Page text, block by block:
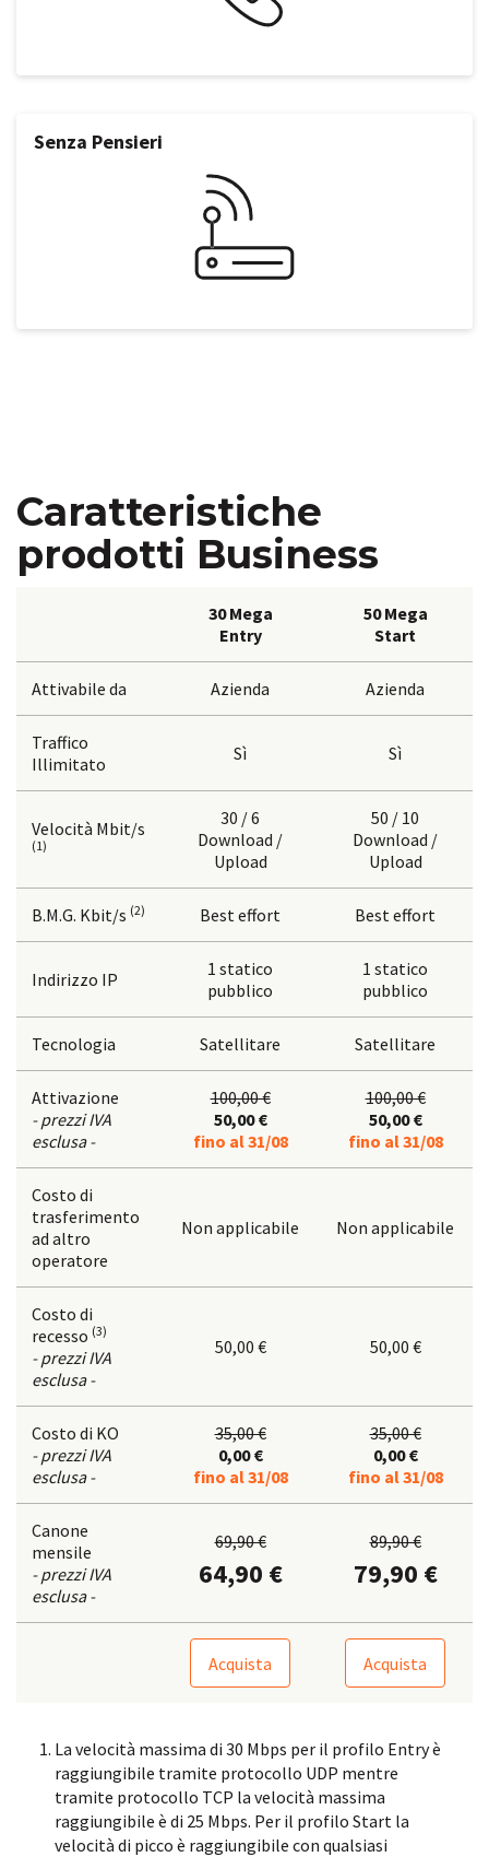
Senza Pensieri
Caratteristiche
prodotti Business
30 Mega
Entry
50 Mega
Start
Attivabile da Azienda Azienda
Traffico
Illimitato
Sì Sì
Velocità Mbit/s
(1)
30 / 6
Download /
Upload
50 / 10
Download /
Upload
B.M.G. Kbit/s (2) Best effort Best effort
Indirizzo IP
1 statico
pubblico
1 statico
pubblico
Tecnologia Satellitare Satellitare
Attivazione
- prezzi IVA
esclusa -
100,00 €
50,00 €
fino al 31/08
100,00 €
50,00 €
fino al 31/08
Costo di
trasferimento
ad altro
operatore
Non applicabile Non applicabile
Costo di
recesso (3)
- prezzi IVA
esclusa -
50,00 € 50,00 €
Costo di KO
- prezzi IVA
esclusa -
35,00 €
0,00 €
fino al 31/08
35,00 €
0,00 €
fino al 31/08
Canone
mensile
- prezzi IVA
esclusa -
69,90 €
64,90 €
89,90 €
79,90 €
Acquista Acquista
La velocità massima di 30 Mbps per il profilo Entry è
raggiungibile tramite protocollo UDP mentre
tramite protocollo TCP la velocità massima
raggiungibile è di 25 Mbps. Per il profilo Start la
velocità di picco è raggiungibile con qualsiasi